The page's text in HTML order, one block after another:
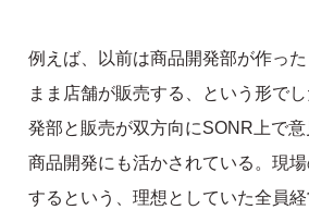
例えば、以前は商品開発部が作っ
まま店舗が販売する、という形で
発部と販売が双方向にSONR上で意
商品開発にも活かされている。現
するという、理想としていた全員